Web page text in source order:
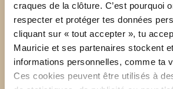
craques de la clôture. C’est pourquoi
respecter et protéger tes données
cliquant sur « tout accepter », tu
Mauricie et ses partenaires stockent
informations personnelles, comme ta
Ces cookies peuvent être utilisés à